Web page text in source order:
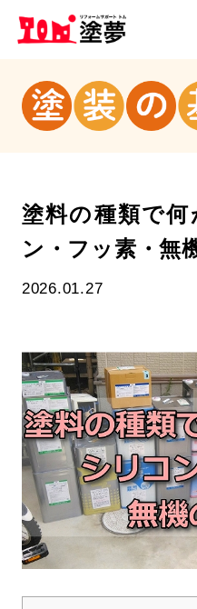
塗料の種類で
ン・フッ素・無
2026.01.27